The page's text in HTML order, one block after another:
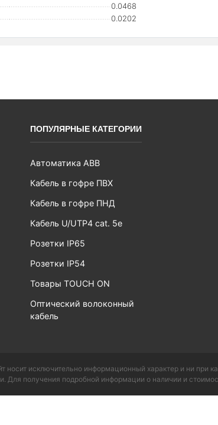
0.0468
0.0202
ПОПУЛЯРНЫЕ КАТЕГОРИИ
Автоматика ABB
Кабель в гофре ПВХ
Кабель в гофре ПНД
Кабель U/UTP4 cat. 5e
Розетки IP65
Розетки IP54
Товары TOUCH ON
Оптический волоконный
кабель
исключительно информационный характер и ни при
Для получения подробной информации о наличии и